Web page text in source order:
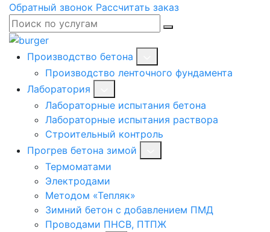
Обратный звонок Рассчитать заказ
Производство бетона
Производство ленточного фундамента
Лаборатория
Лабораторные испытания бетона
Лабораторные испытания раствора
Строительный контроль
Прогрев бетона зимой
Термоматами
Электродами
Методом «Тепляк»
Зимний бетон с добавлением ПМД
Проводами ПНСВ, ПТПЖ